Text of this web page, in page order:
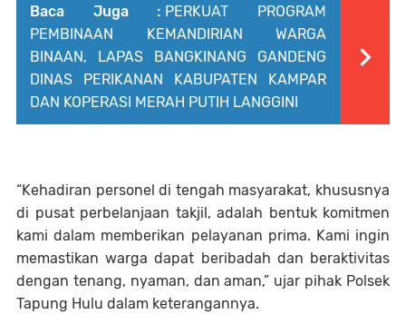
Baca Juga : PERKUAT PROGRAM
PEMBINAAN KEMANDIRIAN WARGA
BINAAN, LAPAS BANGKINANG GANDENG
DINAS PERIKANAN KABUPATEN KAMPAR
DAN KOPERASI MERAH PUTIH LANGGINI
“Kehadiran personel di tengah masyarakat, khususnya
di pusat perbelanjaan takjil, adalah bentuk komitmen
kami dalam memberikan pelayanan prima. Kami ingin
memastikan warga dapat beribadah dan beraktivitas
dengan tenang, nyaman, dan aman,” ujar pihak Polsek
Tapung Hulu dalam keterangannya.